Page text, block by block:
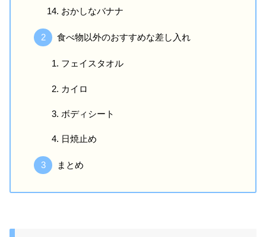
おかしなバナナ
食べ物以外のおすすめな差し入れ
フェイスタオル
カイロ
ボディシート
日焼止め
まとめ